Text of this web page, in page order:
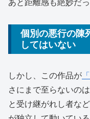
あと距離感も絶妙だっ
個別の悪行の陳
してはいない
しかし、この作品が
さにまで至らないの
と受け継がれし者な